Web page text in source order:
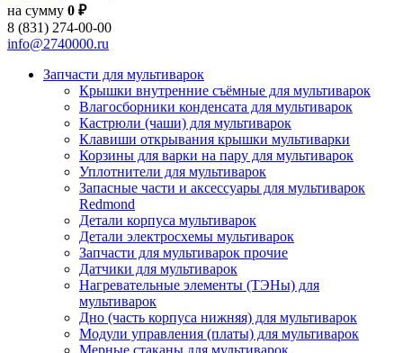
на сумму 0 ₽
8 (831) 274-00-00
info@2740000.ru
Запчасти для мультиварок
Крышки внутренние съёмные для мультиварок
Влагосборники конденсата для мультиварок
Кастрюли (чаши) для мультиварок
Клавиши открывания крышки мультиварки
Корзины для варки на пару для мультиварок
Уплотнители для мультиварок
Запасные части и аксессуары для мультиварок
Redmond
Детали корпуса мультиварок
Детали электросхемы мультиварок
Запчасти для мультиварок прочие
Датчики для мультиварок
Нагревательные элементы (ТЭНы) для
мультиварок
Дно (часть корпуса нижняя) для мультиварок
Модули управления (платы) для мультиварок
Мерные стаканы для мультиварок